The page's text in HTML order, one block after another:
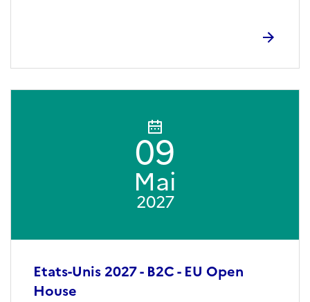
Etats-Unis 2027 - B2C - EU Open
House
09
Mai
2027